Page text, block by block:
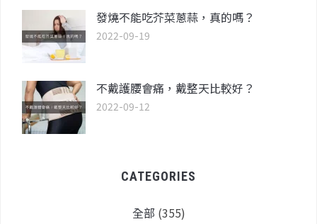
發燒不能吃芥菜蔥蒜，真的嗎？
2022-09-19
不戴護腰會痛，戴整天比較好？
2022-09-12
CATEGORIES
全部 (355)